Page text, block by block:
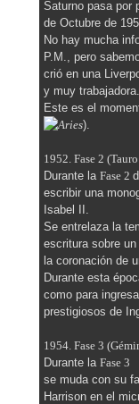
Saturno pasa por
de Octubre de
No hay mucha
P.M., pero
crió en una
y muy trabajadora.
Este es el
).
1952. Fase 2 (Tauro
Durante la Fase 2
escribir una
Isabel II.
Se entrelaza la
escritura sobre
la coronación de
Durante esta
como para
prestigiosos de
1954. Fase 3
Durante la Fase 3
se muda con su
Harrison en el